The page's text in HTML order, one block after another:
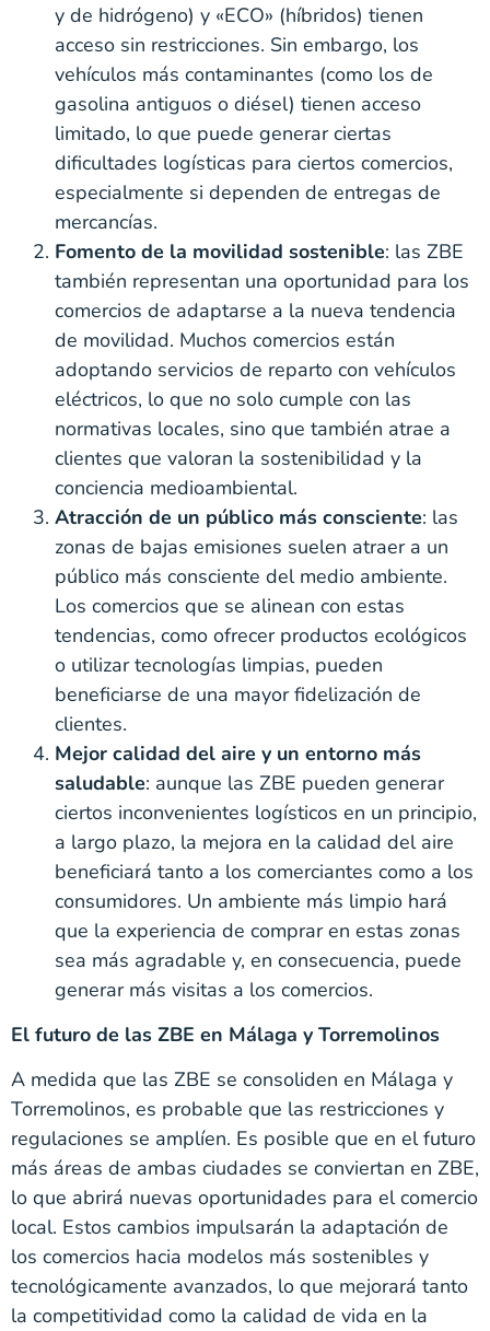
y de hidrógeno) y «ECO» (híbridos) tienen
acceso sin restricciones. Sin embargo, los
vehículos más contaminantes (como los de
gasolina antiguos o diésel) tienen acceso
limitado, lo que puede generar ciertas
dificultades logísticas para ciertos comercios,
especialmente si dependen de entregas de
mercancías.
Fomento de la movilidad sostenible: las ZBE
también representan una oportunidad para los
comercios de adaptarse a la nueva tendencia
de movilidad. Muchos comercios están
adoptando servicios de reparto con vehículos
eléctricos, lo que no solo cumple con las
normativas locales, sino que también atrae a
clientes que valoran la sostenibilidad y la
conciencia medioambiental.
Atracción de un público más consciente: las
zonas de bajas emisiones suelen atraer a un
público más consciente del medio ambiente.
Los comercios que se alinean con estas
tendencias, como ofrecer productos ecológicos
o utilizar tecnologías limpias, pueden
beneficiarse de una mayor fidelización de
clientes.
Mejor calidad del aire y un entorno más
saludable: aunque las ZBE pueden generar
ciertos inconvenientes logísticos en un principio,
a largo plazo, la mejora en la calidad del aire
beneficiará tanto a los comerciantes como a los
consumidores. Un ambiente más limpio hará
que la experiencia de comprar en estas zonas
sea más agradable y, en consecuencia, puede
generar más visitas a los comercios.
El futuro de las ZBE en Málaga y Torremolinos
A medida que las ZBE se consoliden en Málaga y
Torremolinos, es probable que las restricciones y
regulaciones se amplíen. Es posible que en el futuro
más áreas de ambas ciudades se conviertan en ZBE,
lo que abrirá nuevas oportunidades para el comercio
local. Estos cambios impulsarán la adaptación de
los comercios hacia modelos más sostenibles y
tecnológicamente avanzados, lo que mejorará tanto
la competitividad como la calidad de vida en la